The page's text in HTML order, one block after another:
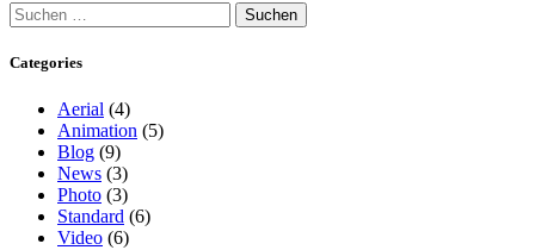
Categories
Aerial (4)
Animation (5)
Blog (9)
News (3)
Photo (3)
Standard (6)
Video (6)